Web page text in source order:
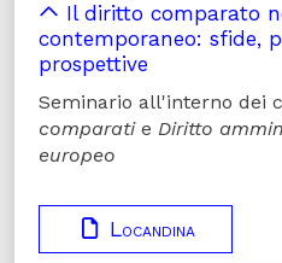
Il diritto comparato
contemporaneo: sfide,
prospettive
Seminario all'interno dei
comparatie Diritto
europeo
Locandina